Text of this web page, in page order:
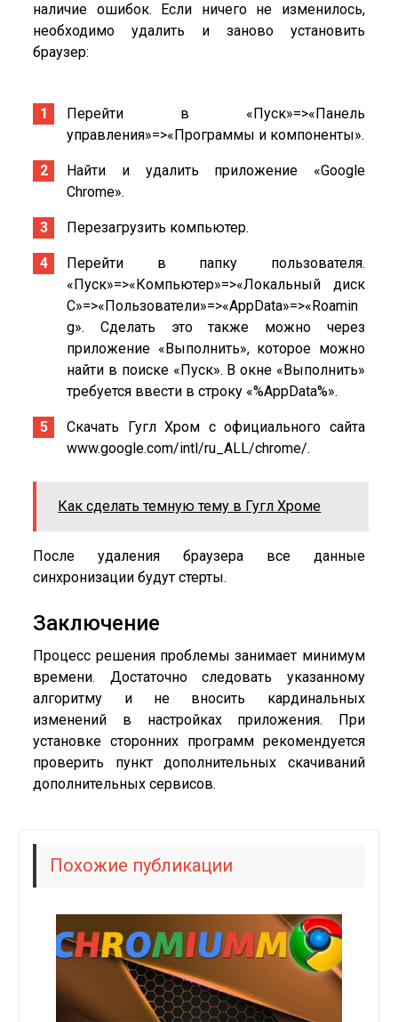
наличие ошибок. Если ничего не изменилось,
необходимо удалить и заново установить
браузер:
Перейти в «Пуск»=>«Панель
управления»=>«Программы и компоненты».
Найти и удалить приложение «Google
Chrome».
Перезагрузить компьютер.
Перейти в папку пользователя.
«Пуск»=>«Компьютер»=>«Локальный диск
C»=>«Пользователи»=>«AppData»=>«Roamin
g». Сделать это также можно через
приложение «Выполнить», которое можно
найти в поиске «Пуск». В окне «Выполнить»
требуется ввести в строку «%AppData%».
Скачать Гугл Хром с официального сайта
www.google.com/intl/ru_ALL/chrome/.
Как сделать темную тему в Гугл Хроме
После удаления браузера все данные
синхронизации будут стерты.
Заключение
Процесс решения проблемы занимает минимум
времени. Достаточно следовать указанному
алгоритму и не вносить кардинальных
изменений в настройках приложения. При
установке сторонних программ рекомендуется
проверить пункт дополнительных скачиваний
дополнительных сервисов.
Похожие публикации